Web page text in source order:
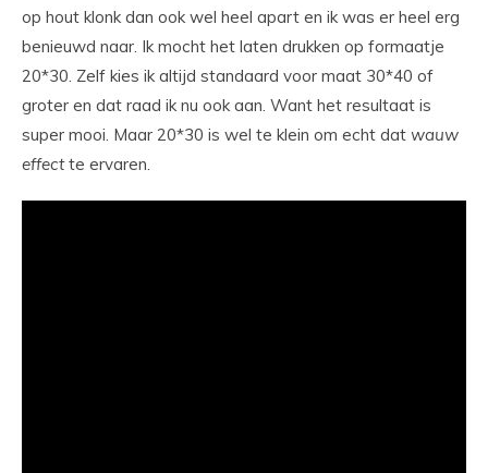
op hout klonk dan ook wel heel apart en ik was er heel erg
benieuwd naar. Ik mocht het laten drukken op formaatje
20*30. Zelf kies ik altijd standaard voor maat 30*40 of
groter en dat raad ik nu ook aan. Want het resultaat is
super mooi. Maar 20*30 is wel te klein om echt dat wauw
effectte ervaren.